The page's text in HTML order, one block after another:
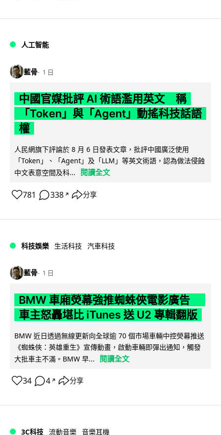
人工智能
藍骨 1 日
中國官媒批評 AI 術語濫用英文 稱
「Token」與「Agent」動搖科技話語
權
人民網旗下評論於 8 月 6 日發表文章，批評中國廣泛使用
「Token」、「Agent」及「LLM」等英文術語，認為做法侵蝕
中文表意空間及科...
閱讀全文
781 338 ↗ 分享
科技娛樂 生活科技 汽車科技
藍骨 1 日
BMW 車廂熒幕強推蜘蛛俠電影廣告
車主怒轟堪比 iTunes 送 U2 專輯翻版
BMW 近日透過無線更新向全球逾 70 個市場車輛中控熒幕推送
《蜘蛛俠：英雄重生》宣傳動畫，啟動車輛即彈出通知，觸發
大批車主不滿。BMW 早...
閱讀全文
34 4 ↗ 分享
3C科技 流動音樂 音樂耳機